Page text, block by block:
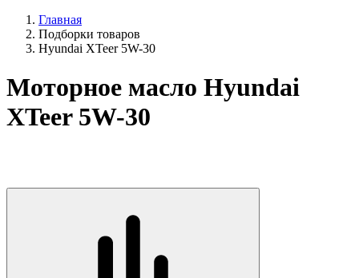
Главная
Подборки товаров
Hyundai XTeer 5W-30
Моторное масло Hyundai
XTeer 5W-30